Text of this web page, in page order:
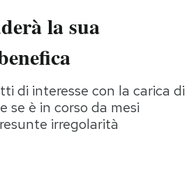
Moda
Consumismi
Storie/Idee
Ok Boomer!
Media
la sua
di interesse con la carica di
se è in corso da mesi
irregolarità